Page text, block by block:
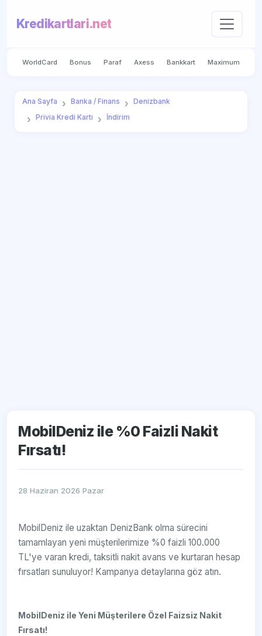
Kredikartlari.net
WorldCard Bonus Paraf Axess Bankkart Maximum
Ana Sayfa Banka / Finans
Denizbank
Privia Kredi Kartı
İndirim
MobilDeniz ile %0 Faizli Nakit
Fırsatı!
28 Haziran 2026 Pazar
MobilDeniz ile uzaktan DenizBank olma sürecini
tamamlayan yeni müşterilerimize %0 faizli 100.000
TL'ye varan kredi, taksitli nakit avans ve kurtaran hesap
fırsatları sunuluyor! Kampanya detaylarına göz atın.
MobilDeniz ile Yeni Müşterilere Özel Faizsiz Nakit
Fırsatı!